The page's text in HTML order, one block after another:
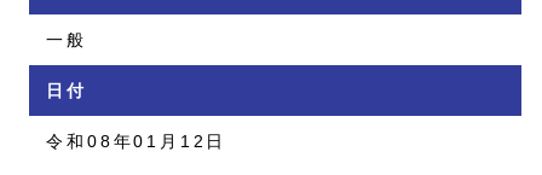
一般
日付
令和08年01月12日